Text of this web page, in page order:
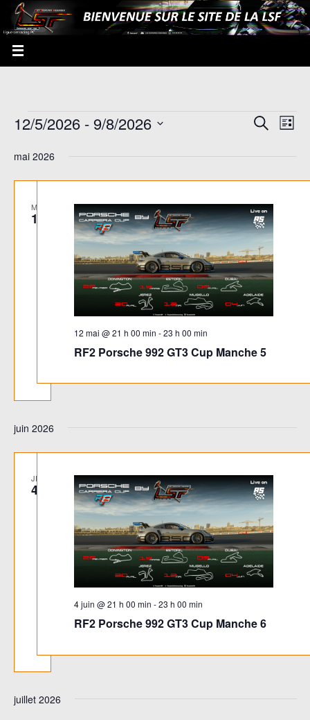
Recherche
vues
Recherche
Liste
12/5/2026 - 9/8/2026
mai 2026
MAR
12
RF2 Porsche 992 GT3 Cup Manche 5
12 mai @ 21 h 00 min -23 h 00 min
juin 2026
JEU
4
RF2 Porsche 992 GT3 Cup Manche 6
4 juin @ 21 h 00 min -23 h 00 min
juillet 2026